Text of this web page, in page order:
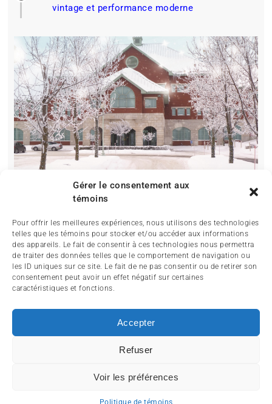
Gérer le consentement aux
témoins
Pour offrir les meilleures expériences, nous utilisons des technologies
telles que les témoins pour stocker et/ou accéder aux informations
des appareils. Le fait de consentir à ces technologies nous permettra
de traiter des données telles que le comportement de navigation ou
les ID uniques sur ce site. Le fait de ne pas consentir ou de retirer son
consentement peut avoir un effet négatif sur certaines
caractéristiques et fonctions.
Accepter
Refuser
Voir les préférences
Politique de témoins
vintage et performance moderne
SERVICES ET TOURISME
© 2014-2024 MagazineMoto.com - Tous droits réservés.